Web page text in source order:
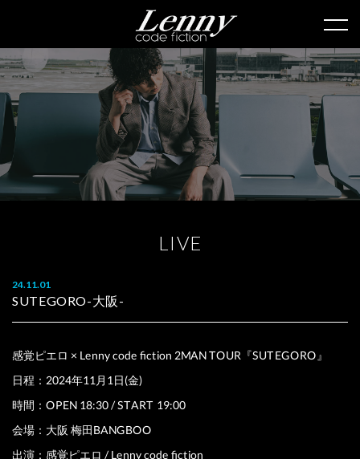
L IVE
24.11.01
SUTEGORO-大阪-
感覚ピエロ × Lenny code fiction 2MAN TOUR『SUTEGORO』
日程：2024年11月1日(金)
時間：OPEN 18:30 / START 19:00
会場：大阪 梅田BANGBOO
出演：感覚ピエロ / Lenny code fiction